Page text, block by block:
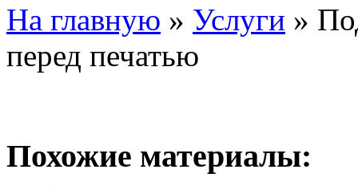
На главную » Услуги »
перед печатью
Похожие материалы: